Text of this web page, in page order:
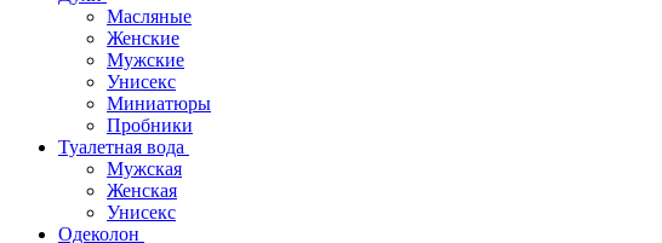
Масляные
Женские
Мужские
Унисекс
Миниатюры
Пробники
Туалетная вода
Мужская
Женская
Унисекс
Одеколон